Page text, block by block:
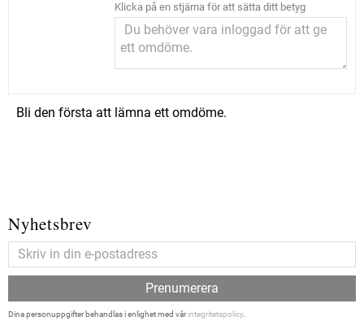
Klicka på en stjärna för att sätta ditt betyg
Bli den första att lämna ett omdöme.
Nyhetsbrev
Prenumerera
Dina personuppgifter behandlas i enlighet med vårintegritetspolicy.